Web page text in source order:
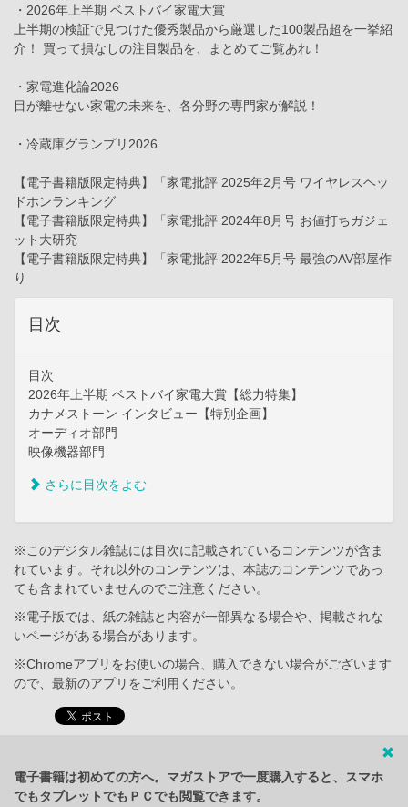
・2026年上半期 ベストバイ家電大賞
上半期の検証で見つけた優秀製品から厳選した100製品超を一挙紹
介！ 買って損なしの注目製品を、まとめてご覧あれ！
・家電進化論2026
目が離せない家電の未来を、各分野の専門家が解説！
・冷蔵庫グランプリ2026
【電子書籍版限定特典】「家電批評 2025年2月号 ワイヤレスヘッ
ドホンランキング
【電子書籍版限定特典】「家電批評 2024年8月号 お値打ちガジェ
ット大研究
【電子書籍版限定特典】「家電批評 2022年5月号 最強のAV部屋作
り
目次
目次
2026年上半期 ベストバイ家電大賞【総力特集】
カナメストーン インタビュー【特別企画】
オーディオ部門
映像機器部門
さらに目次をよむ
※このデジタル雑誌には目次に記載されているコンテンツが含ま
れています。それ以外のコンテンツは、本誌のコンテンツであっ
ても含まれていませんのでご注意ください。
※電子版では、紙の雑誌と内容が一部異なる場合や、掲載されな
いページがある場合があります。
※Chromeアプリをお使いの場合、購入できない場合がございます
ので、最新のアプリをご利用ください。
電子書籍は初めての方へ。マガストアで一度購入すると、スマホ
でもタブレットでもＰＣでも閲覧できます。